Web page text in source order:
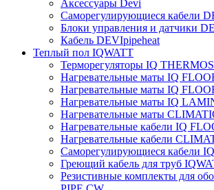
Аксессуары Devi
Саморегулирующиеся кабели
Блоки управления и датчики
Кабель DEVIpipeheat
Теплый пол IQWATT
Терморегуляторы IQ
Нагревательные маты IQ
Нагревательные маты IQ
Нагревательные маты IQ
Нагревательные маты
Нагревательные кабели IQ
Нагревательные кабели
Саморегулирующиеся кабели
Греющий кабель для труб
Резистивные комплекты для